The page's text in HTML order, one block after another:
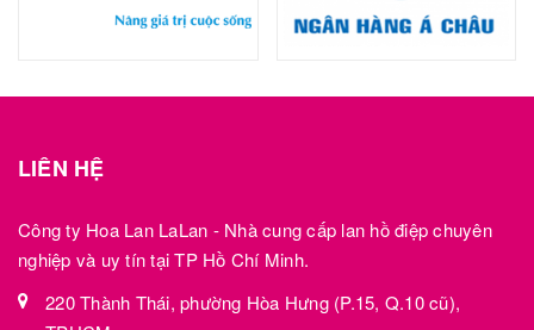
LIÊN HỆ
Công ty Hoa Lan LaLan - Nhà cung cấp lan hồ điệp chuyên
nghiệp và uy tín tại TP Hồ Chí Minh.
220 Thành Thái, phường Hòa Hưng (P.15, Q.10 cũ),